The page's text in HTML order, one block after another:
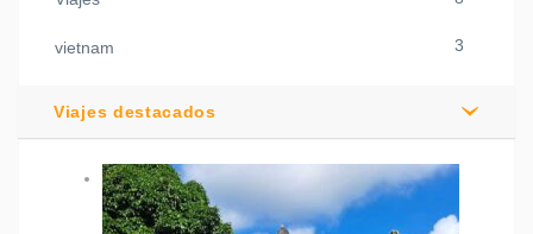
vietnam 3
Viajes destacados